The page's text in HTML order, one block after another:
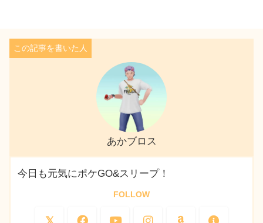
あかブロス
今日も元気にポケGO&スリープ！
FOLLOW